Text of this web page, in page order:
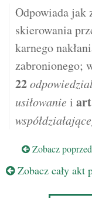
Odpowiada jak
skierowania
karnego
zabronionego;
22
usiłowanie i
Zobacz
Zobacz cały akt